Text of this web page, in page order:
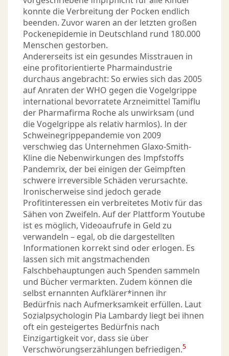
konnte die Verbreitung der Pocken endlich
beenden. Zuvor waren an der letzten großen
Pockenepidemie in Deutschland rund 180.000
Menschen gestorben.
Andererseits ist ein gesundes Misstrauen in
eine profitorientierte Pharmaindustrie
durchaus angebracht: So erwies sich das 2005
auf Anraten der WHO gegen die Vogelgrippe
international bevorratete Arzneimittel Tamiflu
der Pharmafirma Roche als unwirksam (und
die Vogelgrippe als relativ harmlos). In der
Schweinegrippepandemie von 2009
verschwieg das Unternehmen Glaxo-Smith-
Kline die Nebenwirkungen des Impfstoffs
Pandemrix, der bei einigen der Geimpften
schwere irreversible Schäden verursachte.
Ironischerweise sind jedoch gerade
Profitinteressen ein verbreitetes Motiv für das
Sähen von Zweifeln. Auf der Plattform Youtube
ist es möglich, Videoaufrufe in Geld zu
verwandeln – egal, ob die dargestellten
Informationen korrekt sind oder erlogen. Es
lassen sich mit angstmachenden
Falschbehauptungen auch Spenden sammeln
und Bücher vermarkten. Zudem können die
selbst ernannten Aufklärer*innen ihr
Bedürfnis nach Aufmerksamkeit erfüllen. Laut
Sozialpsychologin Pia Lambardy liegt bei ihnen
oft ein gesteigertes Bedürfnis nach
Einzigartigkeit vor, dass sie über
Verschwörungserzählungen befriedigen.5